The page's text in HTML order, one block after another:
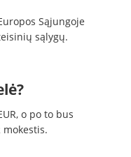
Sąjungoje
sąlygų.
o po to bus
mokestis.